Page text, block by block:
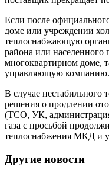
Если после
доме или учреждении
теплоснабжающую
района или населенного
многоквартирном доме,
управляющую компанию.
В случае нестабильного
решения о продлении
(ТСО, УК,
газа с просьбой
теплоснабжения МКД и
Другие новости